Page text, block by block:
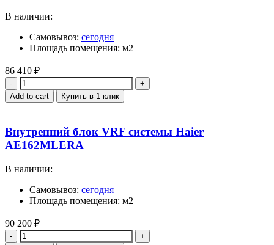
В наличии:
Самовывоз: сегодня
Площадь помещения: м2
86 410 ₽
Quantity
Add to cart Купить в 1 клик
Внутренний блок VRF системы Haier
AE162MLERA
В наличии:
Самовывоз: сегодня
Площадь помещения: м2
90 200 ₽
Quantity